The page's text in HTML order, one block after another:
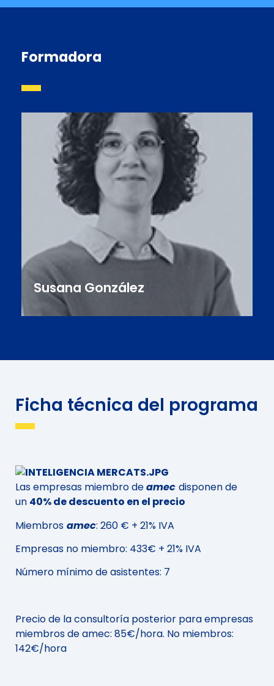
Formadora
Susana González
Especialista en Prospectiva Estratégica e Inteligencia
de Mercados Internacional
Ficha técnica del programa
Las empresas miembro deamec disponen de
un 40% de descuento en el precio
Miembros amec: 260 € + 21% IVA
Empresas no miembro: 433€ + 21% IVA
Número mínimo de asistentes: 7
Precio de la consultoría posterior para empresas
miembros de amec: 85€/hora. No miembros:
142€/hora